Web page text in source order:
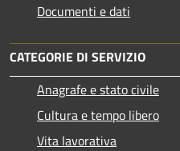
Documenti e dati
CATEGORIE DI SERVIZIO
Anagrafe e stato civile
Cultura e tempo libero
Vita lavorativa